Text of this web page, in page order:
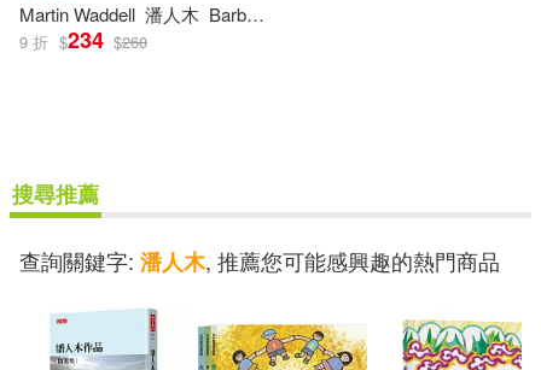
Martin Waddell 潘人木 Barbara Firth
9 折 $234 $260
搜尋推薦
查詢關鍵字: 潘人木, 推薦您可能感興趣的熱門商品